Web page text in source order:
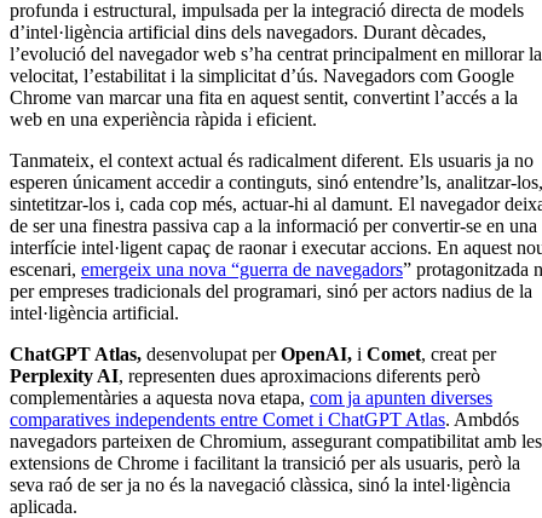
profunda i estructural, impulsada per la integració directa de models
d’intel·ligència artificial dins dels navegadors. Durant dècades,
l’evolució del navegador web s’ha centrat principalment en millorar la
velocitat, l’estabilitat i la simplicitat d’ús. Navegadors com Google
Chrome van marcar una fita en aquest sentit, convertint l’accés a la
web en una experiència ràpida i eficient.
Tanmateix, el context actual és radicalment diferent. Els usuaris ja no
esperen únicament accedir a continguts, sinó entendre’ls, analitzar-los,
sintetitzar-los i, cada cop més, actuar-hi al damunt. El navegador
de ser una finestra passiva cap a la informació per convertir-se en una
interfície intel·ligent capaç de raonar i executar accions. En aquest
escenari, emergeix una nova “guerra de navegadors” protagonitzada
per empreses tradicionals del programari, sinó per actors nadius de la
intel·ligència artificial.
ChatGPT Atlas, desenvolupat perOpenAI, i Comet, creat per
Perplexity AI, representen dues aproximacions diferents però
complementàries a aquesta nova etapa, com ja apunten diverses
comparatives independents entre Comet i ChatGPT Atlas. Ambdós
navegadors parteixen de Chromium, assegurant compatibilitat amb les
extensions de Chrome i facilitant la transició per als usuaris, però la
seva raó de ser ja no és la navegació clàssica, sinó la intel·ligència
aplicada.